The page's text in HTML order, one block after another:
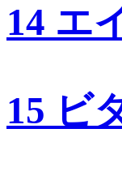
14 エ
15 ビ